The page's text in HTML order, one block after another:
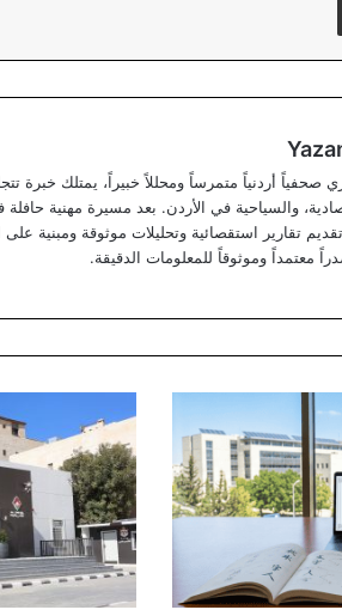
والسياحية في الأردن. بعد مسيرة مهنية حافلة
معتمداً وموثوقاً للمعلومات الدقيقة.
تجريبي
لمركز
خدمات
حكومي
شامل
في
شمال
العاصمة